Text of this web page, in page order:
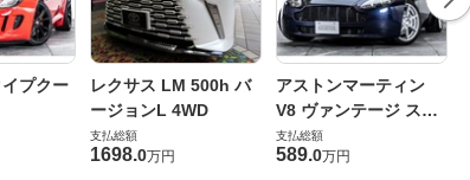
プクー
レクサス LM 500h バ
ージョンL 4WD
支払総額
1698.0万円
アストンマーティン
V8 ヴァンテージ スポ
ーツシフト
支払総額
589.0万円